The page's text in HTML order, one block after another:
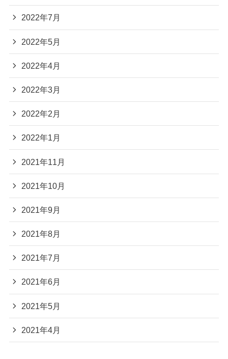
2022年7月
2022年5月
2022年4月
2022年3月
2022年2月
2022年1月
2021年11月
2021年10月
2021年9月
2021年8月
2021年7月
2021年6月
2021年5月
2021年4月